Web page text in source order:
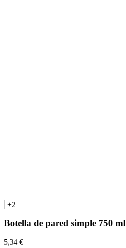
+2
Botella de pared simple 750 ml
5,34 €